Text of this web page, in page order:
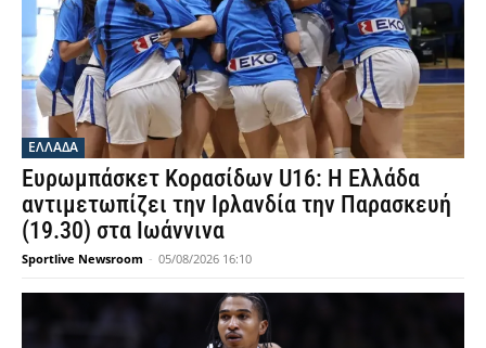
ΕΛΛΑΔΑ
Ευρωμπάσκετ Κορασίδων U16: Η Ελλάδα
αντιμετωπίζει την Ιρλανδία την Παρασκευή
(19.30) στα Ιωάννινα
Sportlive Newsroom - 05/08/2026 16:10